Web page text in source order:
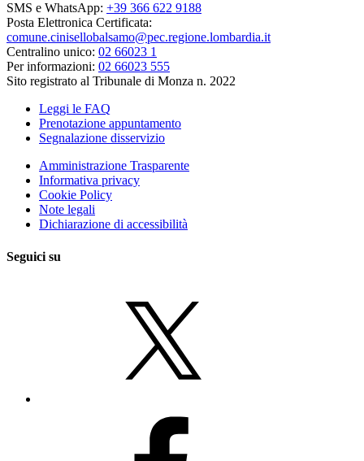
SMS e WhatsApp: +39 366 622 9188
Posta Elettronica Certificata:
comune.cinisellobalsamo@pec.regione.lombardia.it
Centralino unico: 02 66023 1
Per informazioni: 02 66023 555
Sito registrato al Tribunale di Monza n. 2022
Leggi le FAQ
Prenotazione appuntamento
Segnalazione disservizio
Amministrazione Trasparente
Informativa privacy
Cookie Policy
Note legali
Dichiarazione di accessibilità
Seguici su